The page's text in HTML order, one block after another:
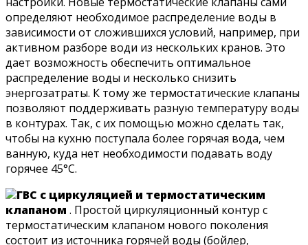
определяют необходимое распределение воды в
зависимости от сложившихся условий, например, при
активном разборе води из нескольких кранов. Это
дает возможность обеспечить оптимальное
распределение воды и несколько снизить
энергозатраты. К тому же термостатические клапаны
позволяют поддерживать разную температуру воды
в контурах. Так, с их помощью можно сделать так,
чтобы на кухню поступала более горячая вода, чем
ванную, куда нет необходимости подавать воду
горячее 45°С.
ГВС с циркуляцией и термостатическим
клапаном . Простой циркуляционный контур с
термостатическим клапаном нового поколения
состоит из источника горячей воды (бойлер,